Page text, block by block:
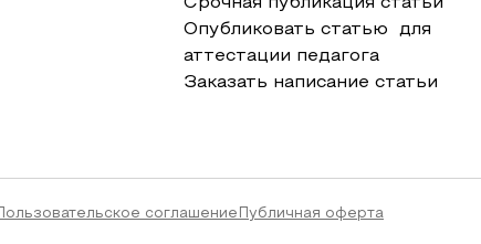
Срочная публикация статьи
Опубликовать статью для
аттестации педагога
Заказать написание статьи
Пользовательское соглашение Публичная оферта